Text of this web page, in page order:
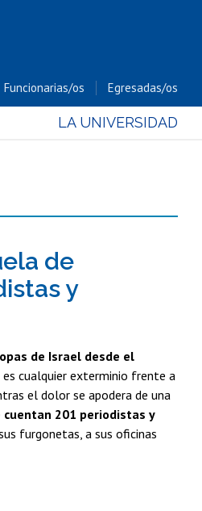
Funcionarias/os Egresadas/os
LA UNIVERSIDAD
de
y
de Israel desde el
cualquier exterminio frente a
el dolor se apodera de una
201 periodistas y
furgonetas, a sus oficinas